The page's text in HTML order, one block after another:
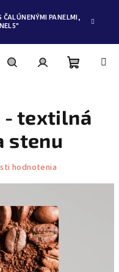
PANELMI,
košík
- textilná
stenu
hodnotenia